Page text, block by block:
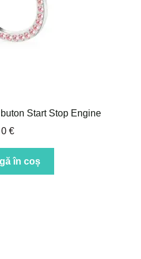
Start Stop Engine
0 €
în coș